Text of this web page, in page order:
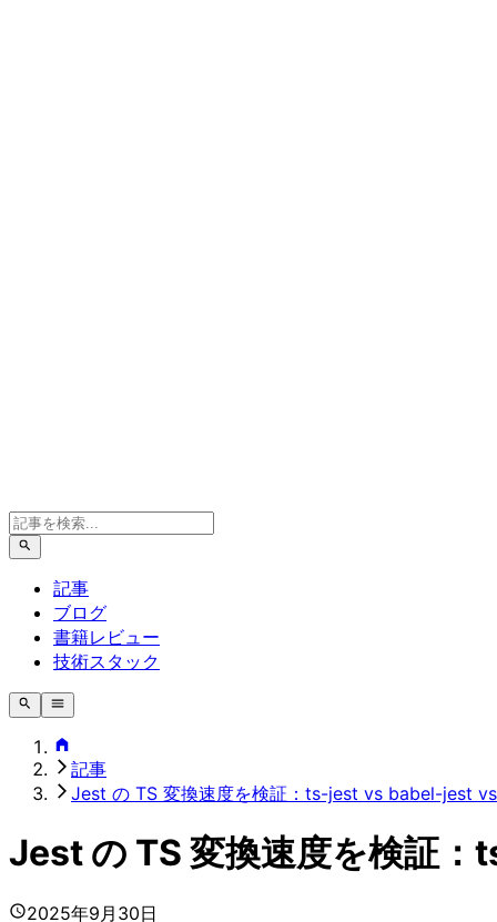
記事
ブログ
書籍レビュー
技術スタック
記事
Jest の TS 変換速度を検証：ts-jest vs babel-jest
Jest の TS 変換速度を検証
2025年9月30日